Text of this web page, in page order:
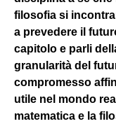
filosofia si
a prevedere il
capitolo e parli
granularità del
compromesso
utile nel mondo
matematica e la